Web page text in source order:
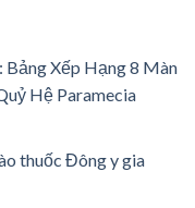
Bảng Xếp Hạng 8 Màn
Hệ Paramecia
thuốc Đông y gia